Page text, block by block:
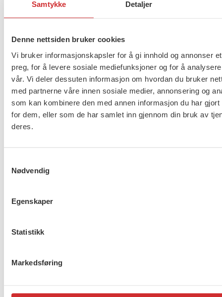
Samtykke Detaljer
Denne nettsiden bruker cookies
Vi bruker informasjonskapsler for å gi innhold og annonser
preg, for å levere sosiale mediefunksjoner og for å
vår. Vi deler dessuten informasjon om hvordan du bruker
med partnerne våre innen sosiale medier, annonsering og
som kan kombinere den med annen informasjon du har gjort
for dem, eller som de har samlet inn gjennom din bruk av
deres.
Nødvendig
Egenskaper
Statistikk
Markedsføring
Ny tariffavtale for KA